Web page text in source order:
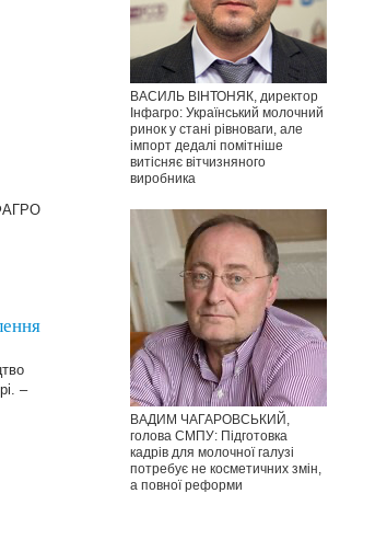
–
ВАСИЛЬ ВІНТОНЯК, директор
Інфагро: Український молочний
ринок у стані рівноваги, але
імпорт дедалі помітніше
витісняє вітчизняного
виробника
ВАДИМ ЧАГАРОВСЬКИЙ,
голова СМПУ: Підготовка
кадрів для молочної галузі
потребує не косметичних змін,
а повної реформи